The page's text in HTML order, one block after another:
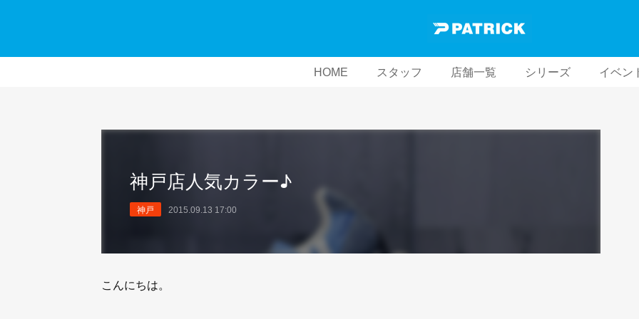
HOME スタッフ 店舗一覧 シリーズ イベン
神戸店人気カラー♪
神戸 2015.09.13 17:00
こんにちは。